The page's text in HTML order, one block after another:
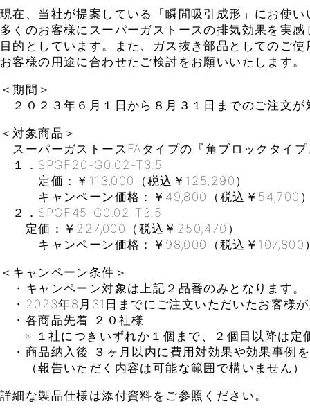
現在、当社が提案している「瞬間吸引成形」にお使
多くのお客様にスーパーガストースの排気効果を実
目的としています。また、ガス抜き部品としてのご
お客様の用途に合わせたご検討をお願いいたします。
＜期間＞
２０２３年６月１日から８月３１日までのご注文が
＜対象商品＞
スーパーガストースFAタイプの『角ブロックタイ
１．SPGF20-G0.02-T3.5
定価：￥113,000（税込￥125,290）
キャンペーン価格：￥49,800（税込￥54,700
２．SPGF45-G0.02-T3.5
定価：￥227,000（税込￥250,470）
キャンペーン価格：￥98,000（税込￥107,800
＜キャンペーン条件＞
・キャンペーン対象は上記２品番のみとなります。
・2023年8月31日までにご注文いただいたお客様
・各商品先着 ２０社様
※ １社につきいずれか１個まで、２個目以降は定
・商品納入後 ３ヶ月以内に費用対効果や効果事例
（報告いただく内容は可能な範囲で構いません）
詳細な製品仕様は添付資料をご参照ください。